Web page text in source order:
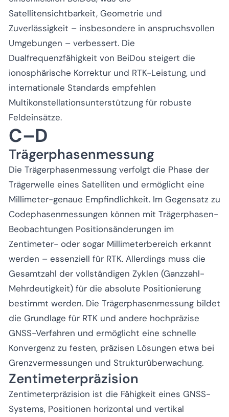
Satellitensichtbarkeit, Geometrie und
Zuverlässigkeit – insbesondere in anspruchsvollen
Umgebungen – verbessert. Die
Dualfrequenzfähigkeit von BeiDou steigert die
ionosphärische Korrektur und RTK-Leistung, und
internationale Standards empfehlen
Multikonstellationsunterstützung für robuste
Feldeinsätze.
C–D
Trägerphasenmessung
Die Trägerphasenmessung verfolgt die Phase der
Trägerwelle eines Satelliten und ermöglicht eine
Millimeter-genaue Empfindlichkeit. Im Gegensatz zu
Codephasenmessungen können mit Trägerphasen-
Beobachtungen Positionsänderungen im
Zentimeter- oder sogar Millimeterbereich erkannt
werden – essenziell für RTK. Allerdings muss die
Gesamtzahl der vollständigen Zyklen (Ganzzahl-
Mehrdeutigkeit) für die absolute Positionierung
bestimmt werden. Die Trägerphasenmessung bildet
die Grundlage für RTK und andere hochpräzise
GNSS-Verfahren und ermöglicht eine schnelle
Konvergenz zu festen, präzisen Lösungen etwa bei
Grenzvermessungen und Strukturüberwachung.
Zentimeterpräzision
Zentimeterpräzision ist die Fähigkeit eines GNSS-
Systems, Positionen horizontal und vertikal